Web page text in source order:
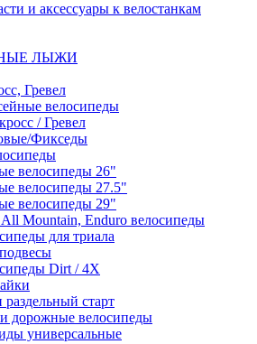
и аксессуары к велостанкам
ЛЫЖИ
Гревел
велосипеды
/ Гревел
Фикседы
велосипеды 26"
велосипеды 27.5"
велосипеды 29"
Mountain, Enduro велосипеды
для триала
Dirt / 4X
старт
дорожные велосипеды
универсальные